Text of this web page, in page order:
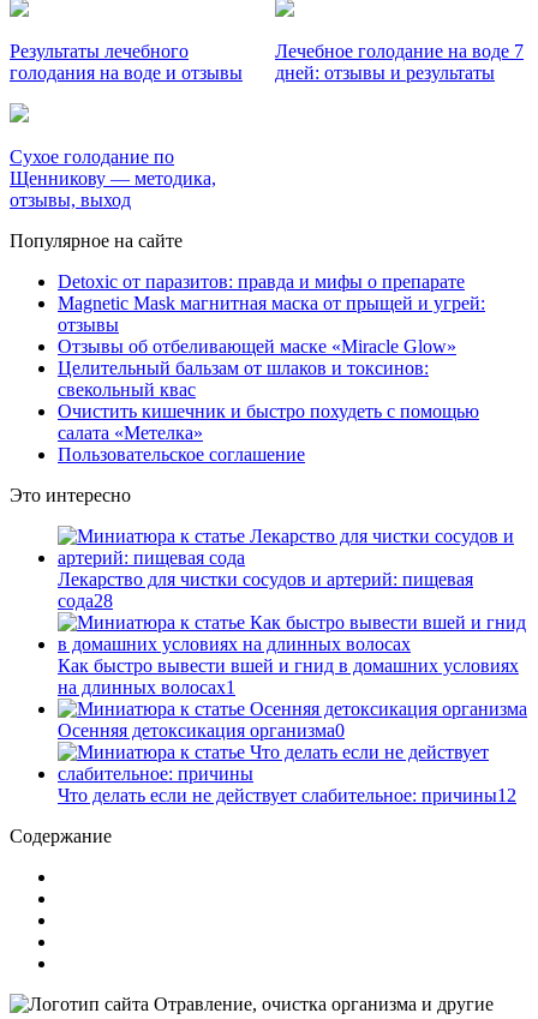
Результаты лечебного
голодания на воде и отзывы
Лечебное голодание на воде 7
дней: отзывы и результаты
Сухое голодание по
Щенникову — методика,
отзывы, выход
Популярное на сайте
Detoxic от паразитов: правда и мифы о препарате
Magnetic Mask магнитная маска от прыщей и угрей:
отзывы
Отзывы об отбеливающей маске «Miracle Glow»
Целительный бальзам от шлаков и токсинов:
свекольный квас
Очистить кишечник и быстро похудеть с помощью
салата «Метелка»
Пользовательское соглашение
Это интересно
Лекарство для чистки сосудов и артерий: пищевая
сода28
Как быстро вывести вшей и гнид в домашних условиях
на длинных волосах1
Осенняя детоксикация организма0
Что делать если не действует слабительное: причины12
Содержание